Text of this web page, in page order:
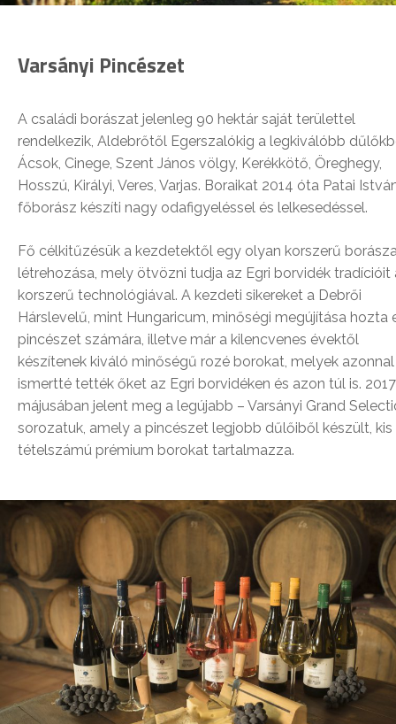
Varsányi Pincészet
A családi borászat jelenleg 90 hektár saját területtel
rendelkezik, Aldebrőtől Egerszalókig a legkiválóbb
Ácsok, Cinege, Szent János völgy, Kerékkötő, Öreghegy,
Hosszú, Királyi, Veres, Varjas. Boraikat 2014 óta Patai
főborász készíti nagy odafigyeléssel és lelkesedéssel.
Fő célkitűzésük a kezdetektől egy olyan korszerű
létrehozása, mely ötvözni tudja az Egri borvidék tradícióit
korszerű technológiával. A kezdeti sikereket a Debrői
Hárslevelű, mint Hungaricum, minőségi megújítása hozta
pincészet számára, illetve már a kilencvenes évektől
készítenek kiváló minőségű rozé borokat, melyek azonnal
ismertté tették őket az Egri borvidéken és azon túl is. 2017
májusában jelent meg a legújabb – Varsányi Grand
sorozatuk, amely a pincészet legjobb dűlőiből készült, kis
tételszámú prémium borokat tartalmazza.